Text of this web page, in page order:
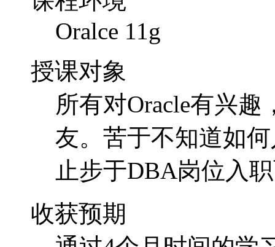
友。苦于不知道如
止步于DBA岗位入
收获预期
通过4个月时间的学
经验的学习，学成
水平。获取到一份
Oracle课程，期待你